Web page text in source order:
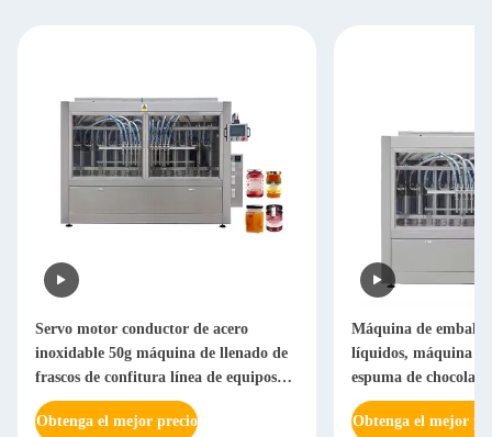
Servo motor conductor de acero
inoxidable 50g máquina de llenado de
frascos de confitura línea de equipos
automáticos
Obtenga el mejor precio
Máquina de
líquidos, máquina
espuma de chocolate
Obtenga el mejor